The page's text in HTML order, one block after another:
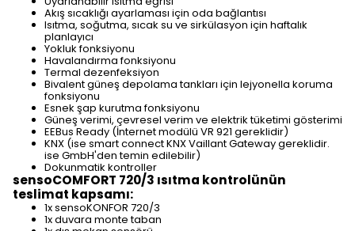
Akış sıcaklığı ayarlaması için oda bağlantısı
Isıtma, soğutma, sıcak su ve sirkülasyon için haftalık
planlayıcı
Yokluk fonksiyonu
Havalandırma fonksiyonu
Termal dezenfeksiyon
Bivalent güneş depolama tankları için lejyonella koruma
fonksiyonu
Esnek şap kurutma fonksiyonu
Güneş verimi, çevresel verim ve elektrik tüketimi gösterimi
EEBus Ready (İnternet modülü VR 921 gereklidir)
KNX (ise smart connect KNX Vaillant Gateway gereklidir.
ise GmbH'den temin edilebilir)
Dokunmatik kontroller
sensoCOMFORT 720/3 ısıtma kontrolünün
teslimat kapsamı:
1x sensoKONFOR 720/3
1x duvara monte taban